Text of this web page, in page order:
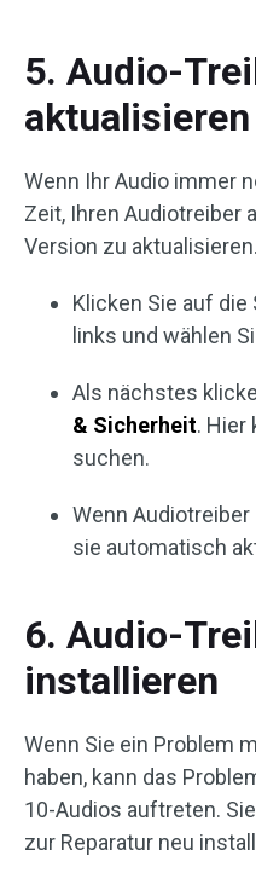
5. Audio-
aktualisieren
Wenn Ihr Audio immer
Zeit, Ihren Audiotreiber
Version zu aktualisieren.
Klicken Sie auf die
links und wählen
Als nächstes
& Sicherheit. Hier
suchen.
Wenn
sie automatisch
6. Audio-
installieren
Wenn Sie ein Problem
haben, kann das
10-Audios auftreten.
zur Reparatur neu